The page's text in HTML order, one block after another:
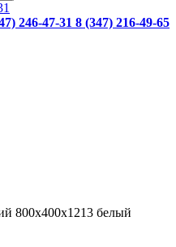
246-47-31 8 (347) 216-49-65
800х400х1213 белый